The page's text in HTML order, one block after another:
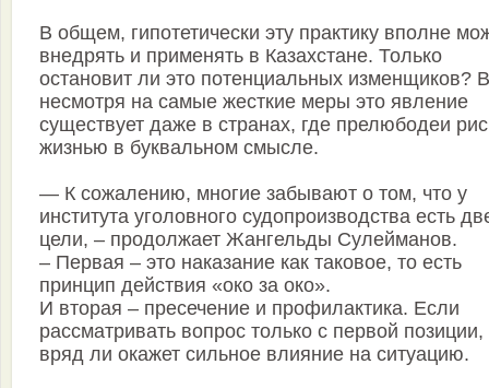
В общем, гипотетически эту практику вполне
внедрять и применять в Казахстане. Только
остановит ли это потенциальных изменщиков?
несмотря на самые жесткие меры это явление
существует даже в странах, где прелюбодеи
жизнью в буквальном смысле.
— К сожалению, многие забывают о том, что у
института уголовного судопроизводства есть
цели, – продолжает Жангельды Сулейманов.
– Первая – это наказание как таковое, то есть
принцип действия «око за око».
И вторая – пресечение и профилактика. Если
рассматривать вопрос только с первой позиции,
вряд ли окажет сильное влияние на ситуацию.